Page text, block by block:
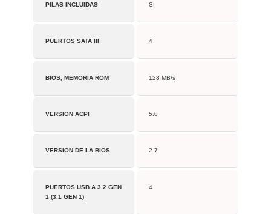
PILAS INCLUIDAS SI
PUERTOS SATA III 4
BIOS, MEMORIA ROM 128 MB/s
VERSION ACPI 5.0
VERSION DE LA BIOS 2.7
PUERTOS USB A 3.2 GEN
1 (3.1 GEN 1)
4